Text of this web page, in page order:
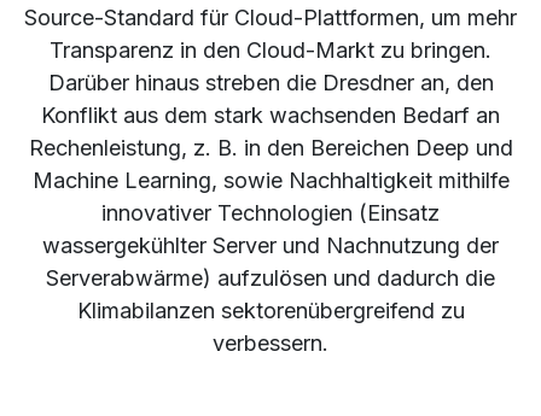
Source-Standard für Cloud-Plattformen, um mehr
Transparenz in den Cloud-Markt zu bringen.
Darüber hinaus streben die Dresdner an, den
Konflikt aus dem stark wachsenden Bedarf an
Rechenleistung, z. B. in den Bereichen Deep und
Machine Learning, sowie Nachhaltigkeit mithilfe
innovativer Technologien (Einsatz
wassergekühlter Server und Nachnutzung der
Serverabwärme) aufzulösen und dadurch die
Klimabilanzen sektorenübergreifend zu
verbessern.